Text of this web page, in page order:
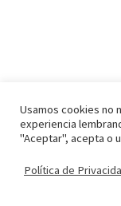
Usamos cookies no
experiencia
"Aceptar", acepta o
Política de